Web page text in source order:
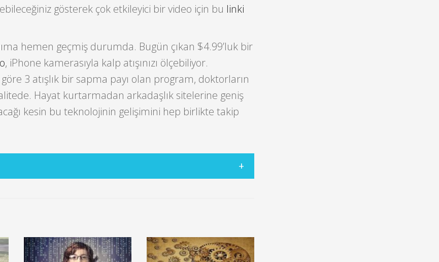
gösterek çok etkileyici bir video için bu linki
hemen geçmiş durumda. Bugün çıkan $4.99’luk bir
, iPhone kamerasıyla kalp atışınızı ölçebiliyor.
göre 3 atışlık bir sapma payı olan program, doktorların
Hayat kurtarmadan arkadaşlık sitelerine geniş
kesin bu teknolojinin gelişimini hep birlikte takip